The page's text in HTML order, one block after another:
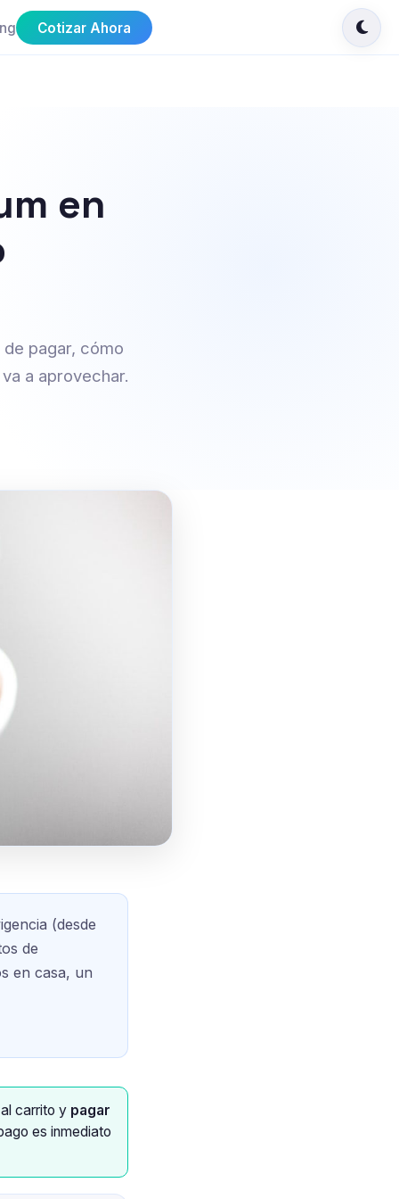
Cotizar Ahora
en
pagar, cómo
a aprovechar.
(desde
de
en casa, un
carrito y pagar
es inmediato